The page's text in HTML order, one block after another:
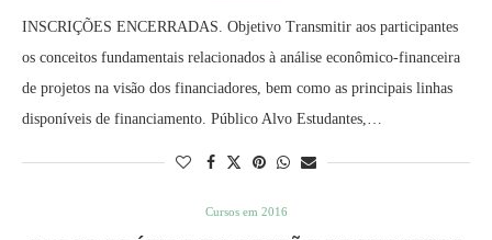
INSCRIÇÕES ENCERRADAS. Objetivo Transmitir aos participantes
os conceitos fundamentais relacionados à análise econômico-financeira
de projetos na visão dos financiadores, bem como as principais linhas
disponíveis de financiamento. Público Alvo Estudantes,…
Cursos em 2016